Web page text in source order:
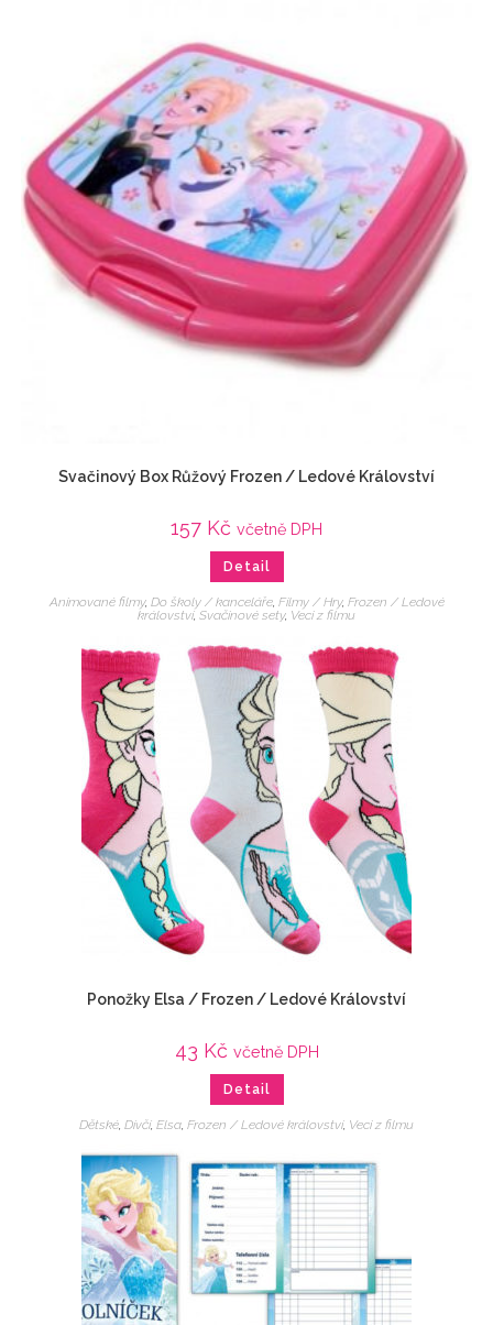
Svačinový Box Růžový Frozen / Ledové Království
157 Kč včetně DPH
Detail
Animované filmy, Do školy / kanceláře, Filmy / Hry, Frozen / Ledové
království, Svačinové sety, Veci z filmu
Ponožky Elsa / Frozen / Ledové Království
43 Kč včetně DPH
Detail
Dětské Dívčí, Elsa Frozen / Ledové království, Veci z filmu